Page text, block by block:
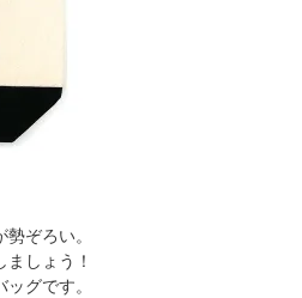
ぞろい。
しょう！
グです。